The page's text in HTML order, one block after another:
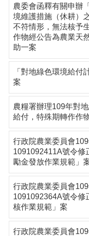
農委會函釋有關申辦
境維護措施（休耕）
不符情形，無法核予
作物經公告為農業天
助一案
「對地綠色環境給付
案
農糧署辦理109年對
給付，特殊期轉作作
行政院農業委員會
1091092411A號令修
勵金發放作業規範」
行政院農業委員會
1091092364A號令修
核作業規範」案
行政院農業委員會